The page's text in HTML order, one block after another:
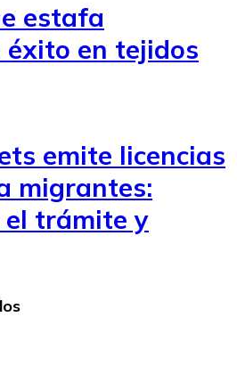
estafa
en tejidos
emite licencias
migrantes:
el trámite y